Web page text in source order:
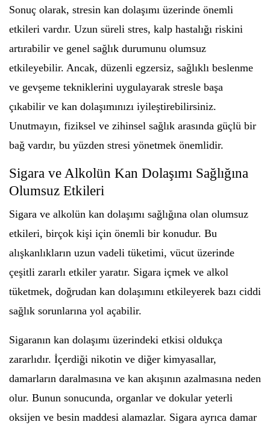
Sonuç olarak, stresin kan dolaşımı üzerinde önemli
etkileri vardır. Uzun süreli stres, kalp hastalığı riskini
artırabilir ve genel sağlık durumunu olumsuz
etkileyebilir. Ancak, düzenli egzersiz, sağlıklı beslenme
ve gevşeme tekniklerini uygulayarak stresle başa
çıkabilir ve kan dolaşımınızı iyileştirebilirsiniz.
Unutmayın, fiziksel ve zihinsel sağlık arasında güçlü bir
bağ vardır, bu yüzden stresi yönetmek önemlidir.
Sigara ve Alkolün Kan Dolaşımı Sağlığına
Olumsuz Etkileri
Sigara ve alkolün kan dolaşımı sağlığına olan olumsuz
etkileri, birçok kişi için önemli bir konudur. Bu
alışkanlıkların uzun vadeli tüketimi, vücut üzerinde
çeşitli zararlı etkiler yaratır. Sigara içmek ve alkol
tüketmek, doğrudan kan dolaşımını etkileyerek bazı ciddi
sağlık sorunlarına yol açabilir.
Sigaranın kan dolaşımı üzerindeki etkisi oldukça
zararlıdır. İçerdiği nikotin ve diğer kimyasallar,
damarların daralmasına ve kan akışının azalmasına neden
olur. Bunun sonucunda, organlar ve dokular yeterli
oksijen ve besin maddesi alamazlar. Sigara ayrıca damar